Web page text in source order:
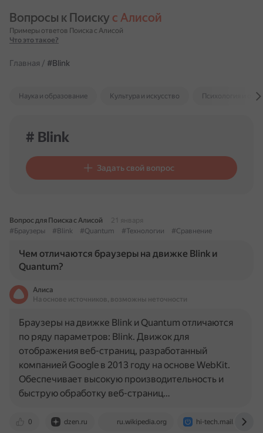
Вопросы к Поиску с Алисой
Примеры ответов Поиска с Алисой
Что это такое?
Главная / #Blink
Наука и образование Культура и искусство Психология и
# Blink
Задать свой вопрос
Вопрос для Поиска с Алисой
21 января
#Браузеры
#Blink #Quantum #Технологии #Сравнение
Чем отличаются браузеры на движке Blink и
Quantum?
Алиса
На основе источников, возможны неточности
0 dzen.ru ru.wikipedia.org hi-tech.mail.ru
Браузеры на движке Blink и Quantum отличаются
по ряду параметров: Blink. Движок для
отображения веб-страниц, разработанный
компанией Google в 2013 году на основе WebKit.
Обеспечивает высокую производительность и
быструю обработку веб-страниц…